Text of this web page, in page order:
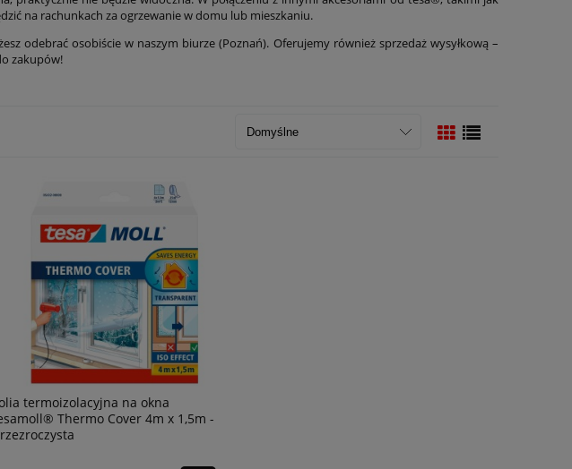
na rachunkach za ogrzewanie w domu lub mieszkaniu.
odebrać osobiście w naszym biurze (Poznań). Oferujemy również sprzedaż wysyłkową –
zakupów!
termoizolacyjna na okna
Thermo Cover 4m x 1,5m -